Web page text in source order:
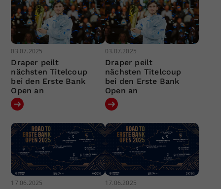
03.07.2025
Draper peilt
nächsten Titelcoup
bei den Erste Bank
Open an
03.07.2025
Draper peilt
nächsten Titelcoup
bei den Erste Bank
Open an
17.06.2025 17.06.2025